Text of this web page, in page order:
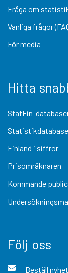
Fråga om
Vanliga frågor
För media
Hitta
StatFin-
Finland i siffror
Prisomräknaren
Kommande
Följ oss
Beställ